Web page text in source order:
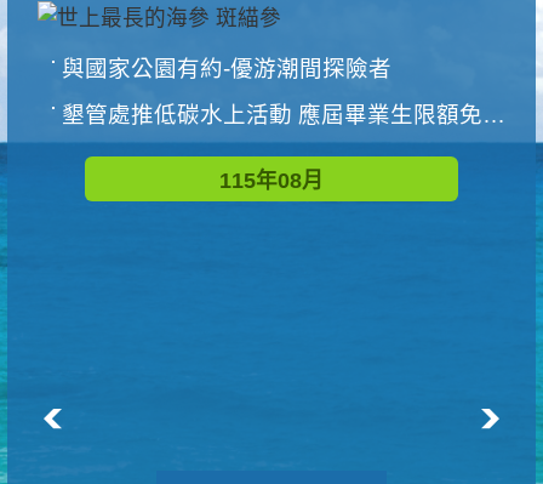
與國家公園有約-優游潮間探險者
墾管處推低碳水上活動 應屆畢業生限額免費參加
115年08月